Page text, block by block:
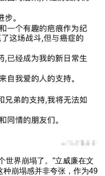
界崩塌了。”立威廉在文
崩塌感并非夸张，作为49